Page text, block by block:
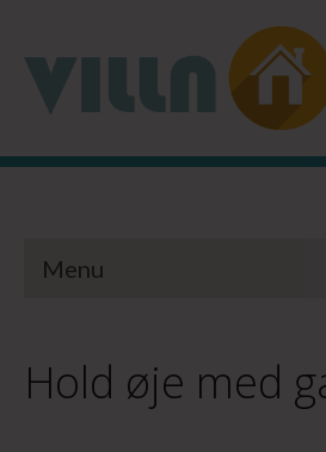
Menu
Hold øje med